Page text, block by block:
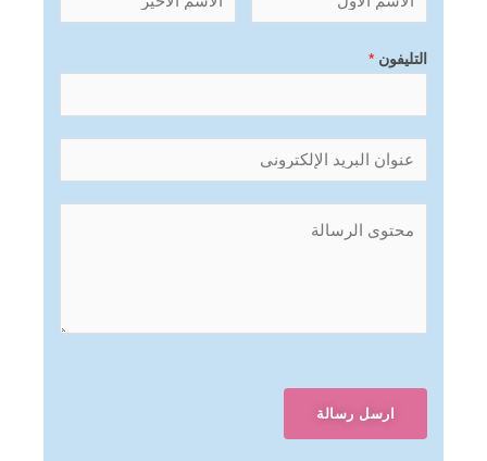
التليفون *
ارسل رسالة